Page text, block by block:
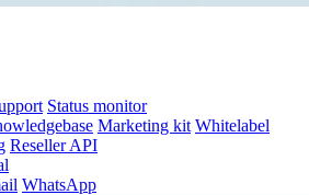
Status monitor
Marketing kit Whitelabel
Reseller API
WhatsApp